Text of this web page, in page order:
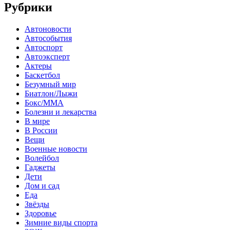
Рубрики
Автоновости
Автособытия
Автоспорт
Автоэксперт
Актеры
Баскетбол
Безумный мир
Биатлон/Лыжи
Бокс/MMA
Болезни и лекарства
В мире
В России
Вещи
Военные новости
Волейбол
Гаджеты
Дети
Дом и сад
Еда
Звёзды
Здоровье
Зимние виды спорта